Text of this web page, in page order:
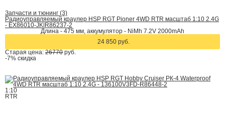
Запчасти и тюнинг (3)
Радиоуправляемый краулер HSP RGT Pioner 4WD RTR масштаб 1:10 2.4G
- EX86010-JK|R86237-2
Длина - 475 мм, аккумулятор - NiMh 7.2V 2000mAh
24 850 руб.
Старая цена: 26770 руб.
-7% скидка
1:10
RTR